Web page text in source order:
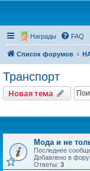
Награды FAQ
Список форумов
Транспорт
Новая тема
Мода и не
Последнее
Добавлено в
Ответы: 3